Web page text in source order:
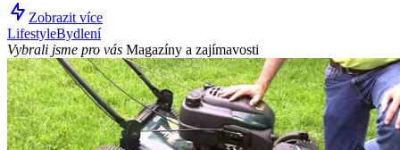
Zobrazit více
LifestyleBydlení
Vybrali jsme pro vás Magazíny a zajímavosti